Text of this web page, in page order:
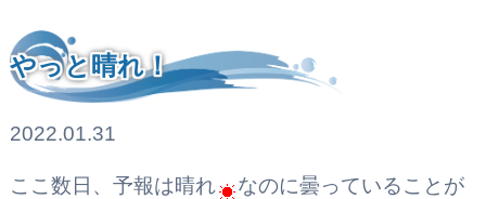
やっと晴れ！
2022.01.31
ここ数日、予報は晴れ
なのに曇っていることが